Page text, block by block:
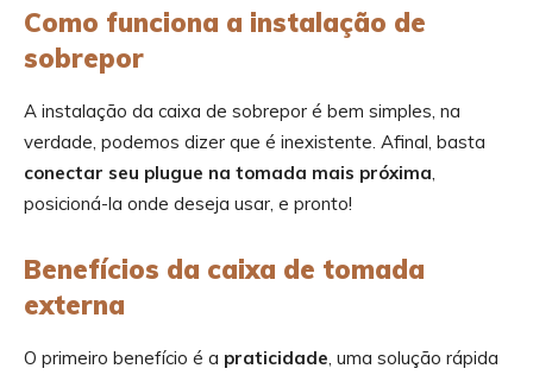
Como funciona a instalação de
sobrepor
A instalação da caixa de sobrepor é bem simples, na
verdade, podemos dizer que é inexistente. Afinal, basta
conectar seu plugue na tomada mais próxima
posicioná-la onde deseja usar, e pronto!
Benefícios da caixa de tomada
externa
O primeiro benefício é a praticidade , uma solução rápida